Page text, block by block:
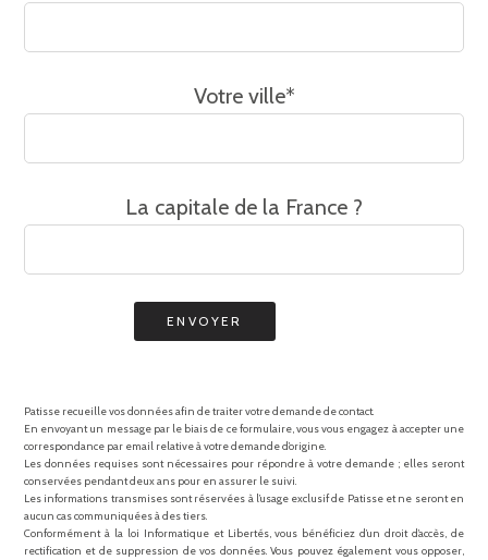
Votre ville*
La capitale de la France ?
Patisse recueille vos données afin de traiter votre demande de contact.
En envoyant un message par le biais de ce formulaire, vous vous engagez à accepter une
correspondance par email relative à votre demande d’origine.
Les données requises sont nécessaires pour répondre à votre demande ; elles seront
conservées pendant deux ans pour en assurer le suivi.
Les informations transmises sont réservées à l’usage exclusif de Patisse et ne seront en
aucun cas communiquées à des tiers.
Conformément à la loi Informatique et Libertés, vous bénéficiez d’un droit d’accès, de
rectification et de suppression de vos données. Vous pouvez également vous opposer,